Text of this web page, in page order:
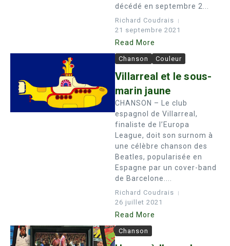
décédé en septembre 2...
Richard Coudrais
21 septembre 2021
Read More
Chanson Couleur
Villarreal et le sous-
marin jaune
CHANSON – Le club
espagnol de Villarreal,
finaliste de l’Europa
League, doit son surnom à
une célèbre chanson des
Beatles, popularisée en
Espagne par un cover-band
de Barcelone....
Richard Coudrais
26 juillet 2021
Read More
Chanson